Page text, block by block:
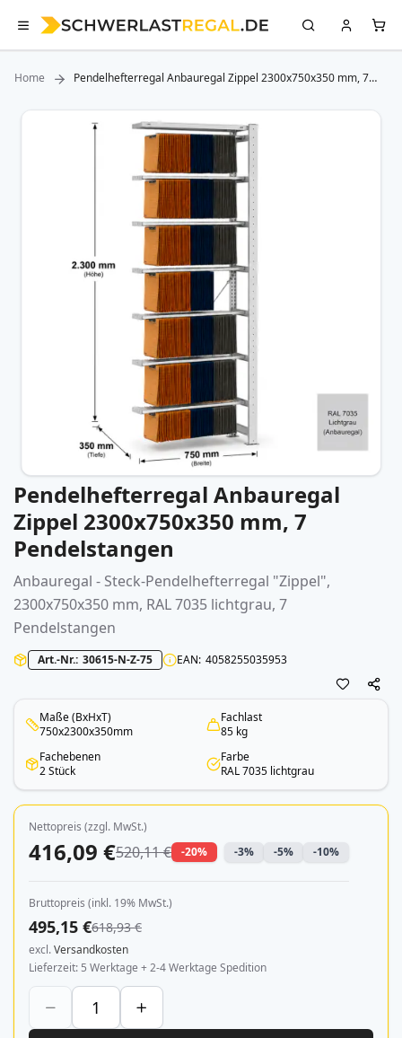
Home
Pendelhefterregal Anbauregal Zippel 2300x750x350 mm, 7
Zum
Zum
Anfang
der
Bildergalerie
springen
Pendelhefterregal Anbauregal
Zippel 2300x750x350 mm, 7
Pendelstangen
Anbauregal - Steck-Pendelhefterregal "Zippel",
2300x750x350 mm, RAL 7035 lichtgrau, 7
Pendelstangen
Art.-Nr. 30615-N-Z-75 EAN 4058255035953
Maße (BxHxT)
750x2300x350mm
Fachlast
85 kg
Fachebenen
2 Stück
Farbe
RAL 7035 lichtgrau
Nettopreis (zzgl. MwSt.)
416,09 €520,11 € -20% -3% -5% -10%
Bruttopreis (inkl. 19% MwSt.)
495,15 €618,93 €
excl.Versandkosten
Lieferzeit 5 Werktage + 2-4 Werktage Spedition